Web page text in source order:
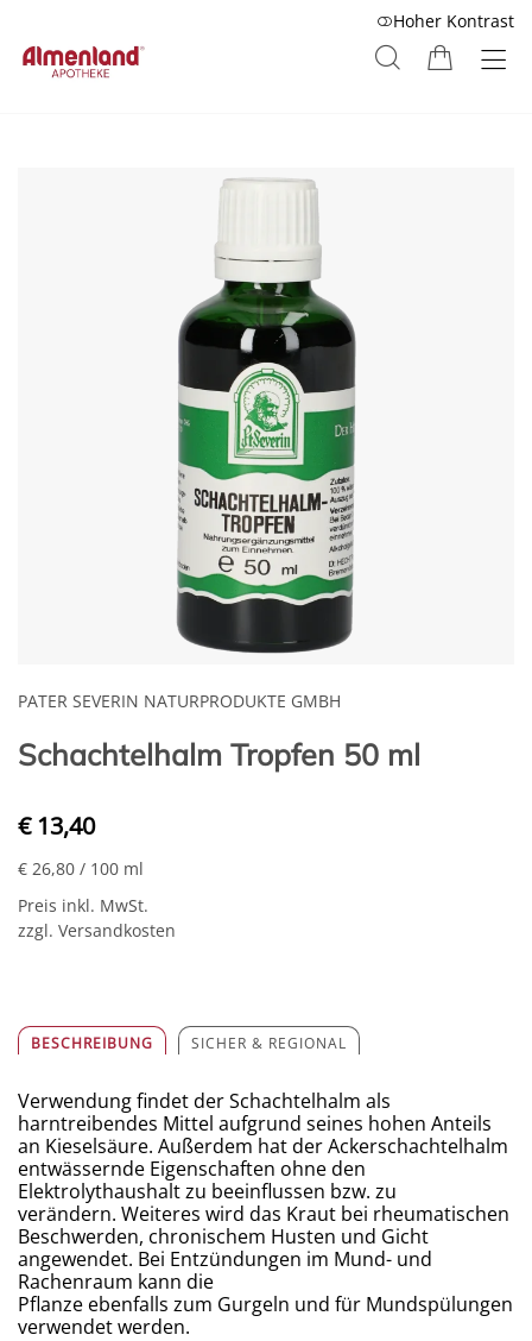
Hoher Kontrast
PATER SEVERIN NATURPRODUKTE GMBH
Schachtelhalm Tropfen 50 ml
€ 13,40
€ 26,80 / 100 ml
Preis inkl. MwSt.
zzgl. Versandkosten
BESCHREIBUNG SICHER & REGIONAL
Verwendung findet der Schachtelhalm als
harntreibendes Mittel aufgrund seines hohen Anteils
an Kieselsäure. Außerdem hat der Ackerschachtelhalm
entwässernde Eigenschaften ohne den
Elektrolythaushalt zu beeinflussen bzw. zu
verändern. Weiteres wird das Kraut bei rheumatischen
Beschwerden, chronischem Husten und Gicht
angewendet. Bei Entzündungen im Mund- und
Rachenraum kann die
Pflanze ebenfalls zum Gurgeln und für Mundspülungen
verwendet werden.